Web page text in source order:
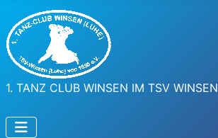
1. TANZ CLUB WINSEN IM TSV WINSEN